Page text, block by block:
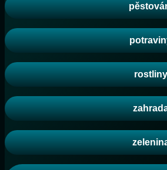
rostliny